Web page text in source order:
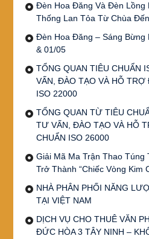
Đèn Hoa Đăng Và Đèn Lồng
Thống Lan Tỏa Từ Chùa
Đèn Hoa Đăng – Sáng Bừng
& 01/05
TỔNG QUAN TIÊU CHUẨN
VẤN, ĐÀO TẠO VÀ HỖ TRỢ
ISO 22000
TỔNG QUAN TỪ TIÊU
TƯ VẤN, ĐÀO TẠO VÀ HỖ
CHUẨN ISO 26000
Giải Mã Ma Trận Thao Túng
Trở Thành “Chiếc Vòng Kim
NHÀ PHÂN PHỐI NĂNG
TẠI VIỆT NAM
DỊCH VỤ CHO THUÊ VĂN
ĐỨC HÒA 3 TÂY NINH –